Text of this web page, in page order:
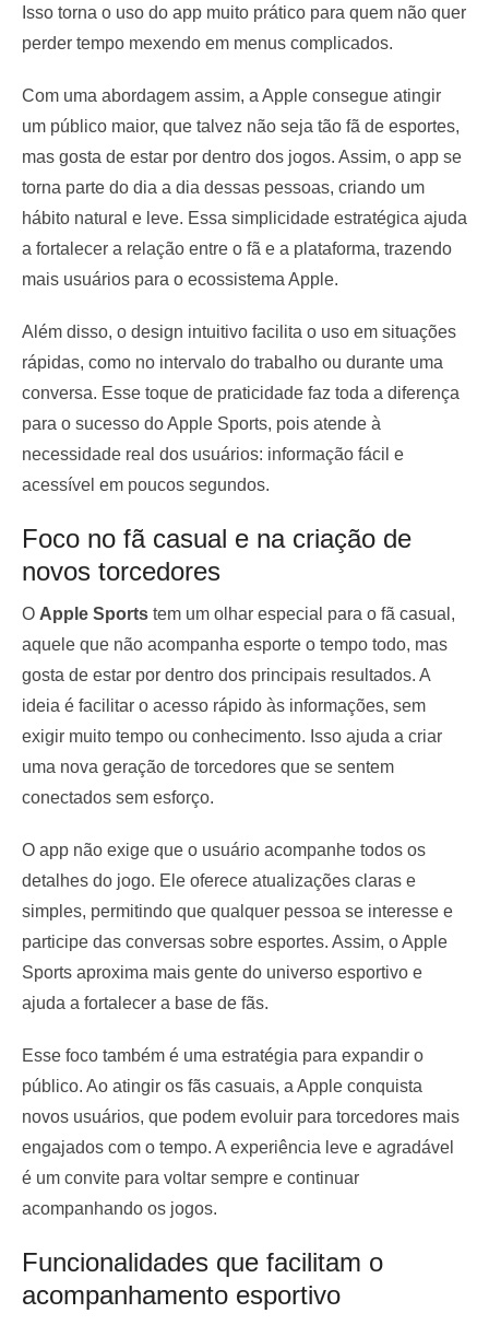
Isso torna o uso do app muito prático para quem não quer
perder tempo mexendo em menus complicados.
Com uma abordagem assim, a Apple consegue atingir
um público maior, que talvez não seja tão fã de esportes,
mas gosta de estar por dentro dos jogos. Assim, o app se
torna parte do dia a dia dessas pessoas, criando um
hábito natural e leve. Essa simplicidade estratégica ajuda
a fortalecer a relação entre o fã e a plataforma, trazendo
mais usuários para o ecossistema Apple.
Além disso, o design intuitivo facilita o uso em situações
rápidas, como no intervalo do trabalho ou durante uma
conversa. Esse toque de praticidade faz toda a diferença
para o sucesso do Apple Sports, pois atende à
necessidade real dos usuários: informação fácil e
acessível em poucos segundos.
Foco no fã casual e na criação de
novos torcedores
O Apple Sports tem um olhar especial para o fã casual,
aquele que não acompanha esporte o tempo todo, mas
gosta de estar por dentro dos principais resultados. A
ideia é facilitar o acesso rápido às informações, sem
exigir muito tempo ou conhecimento. Isso ajuda a criar
uma nova geração de torcedores que se sentem
conectados sem esforço.
O app não exige que o usuário acompanhe todos os
detalhes do jogo. Ele oferece atualizações claras e
simples, permitindo que qualquer pessoa se interesse e
participe das conversas sobre esportes. Assim, o Apple
Sports aproxima mais gente do universo esportivo e
ajuda a fortalecer a base de fãs.
Esse foco também é uma estratégia para expandir o
público. Ao atingir os fãs casuais, a Apple conquista
novos usuários, que podem evoluir para torcedores mais
engajados com o tempo. A experiência leve e agradável
é um convite para voltar sempre e continuar
acompanhando os jogos.
Funcionalidades que facilitam o
acompanhamento esportivo